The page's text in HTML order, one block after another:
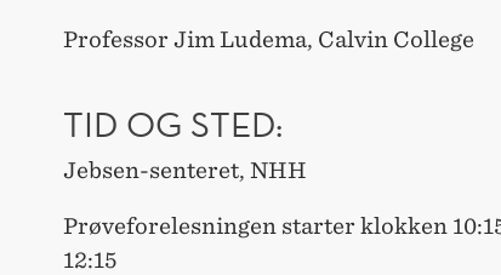
Professor Jim Ludema, Calvin College
TID OG STED:
Jebsen-senteret, NHH
Prøveforelesningen starter klokken
12:15